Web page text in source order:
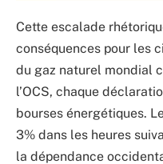
Cette escalade
conséquences pour les
du gaz naturel mondial
l’OCS, chaque
bourses énergétiques.
3% dans les heures
la dépendance